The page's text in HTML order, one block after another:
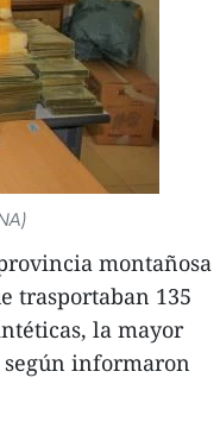
montañosa
trasportaban 135
la mayor
según informaron